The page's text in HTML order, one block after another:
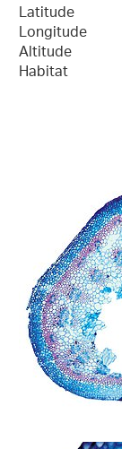
Latitude
Longitude
Altitude
Habitat